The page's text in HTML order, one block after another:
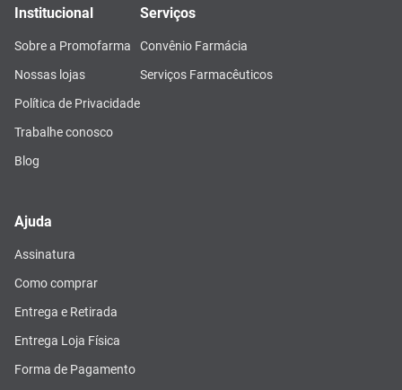
Institucional
Sobre a Promofarma
Nossas lojas
Política de Privacidade
Trabalhe conosco
Blog
Serviços
Convênio Farmácia
Serviços Farmacêuticos
Ajuda
Assinatura
Como comprar
Entrega e Retirada
Entrega Loja Física
Forma de Pagamento